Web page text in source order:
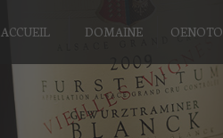
ACCUEIL DOMAINE